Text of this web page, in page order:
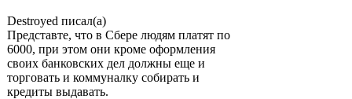
Destroyed писал(а)
Представте, что в Сбере людям платят по
6000, при этом они кроме оформления
своих банковских дел должны еще и
торговать и коммуналку собирать и
кредиты выдавать.